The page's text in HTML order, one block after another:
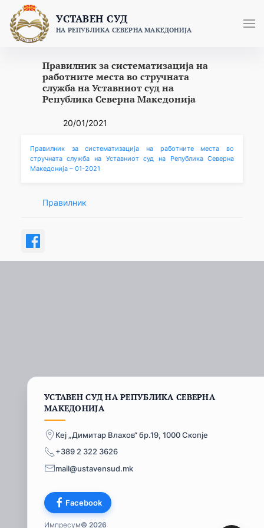
content
УСТАВЕН СУД
НА РЕПУБЛИКА СЕВЕРНА МАКЕДОНИЈА
Правилник за систематизација на
работните места во стручната
служба на Уставниот суд на
Република Северна Македонија
20/01/2021
Правилник за систематизација на работните места во
стручната служба на Уставниот суд на Република Северна
Македонија – 01-2021
Правилник
УСТАВЕН СУД НА РЕПУБЛИКА СЕВЕРНА
МАКЕДОНИЈА
Кеј „Димитар Влахов“ бр.19, 1000 Скопје
+389 2 322 3626
mail@ustavensud.mk
Facebook
Импресум© 2026